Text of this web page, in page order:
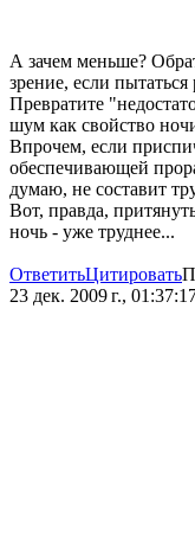
А зачем меньше?
зрение, если пытаться
Превратите
шум как свойство
Впрочем, если
обеспечивающей
думаю, не составит
Вот, правда,
ночь - уже труднее...
ОтветитьЦитировать
23 дек. 2009 г.,